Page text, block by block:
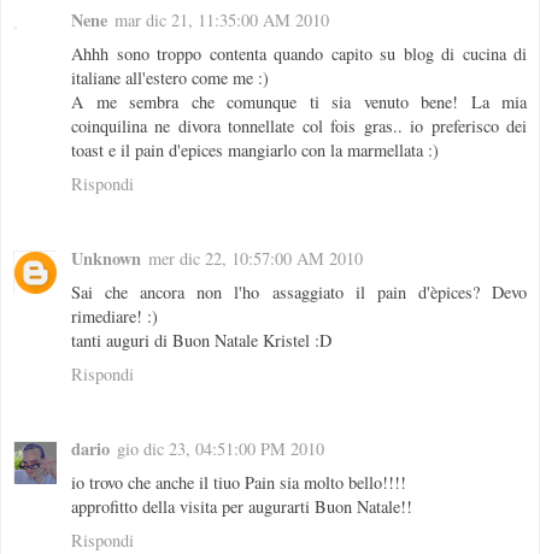
Nene mar dic 21, 11:35:00 AM 2010
Ahhh sono troppo contenta quando capito su blog di cucina di
italiane all'estero come me :)
A me sembra che comunque ti sia venuto bene! La mia
coinquilina ne divora tonnellate col fois gras.. io preferisco dei
toast e il pain d'epices mangiarlo con la marmellata :)
Rispondi
Unknown mer dic 22, 10:57:00 AM 2010
Sai che ancora non l'ho assaggiato il pain d'èpices? Devo
rimediare! :)
tanti auguri di Buon Natale Kristel :D
Rispondi
dario gio dic 23, 04:51:00 PM 2010
io trovo che anche il tiuo Pain sia molto bello!!!!
approfitto della visita per augurarti Buon Natale!!
Rispondi